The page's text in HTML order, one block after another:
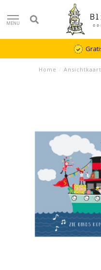
MENU
Home /